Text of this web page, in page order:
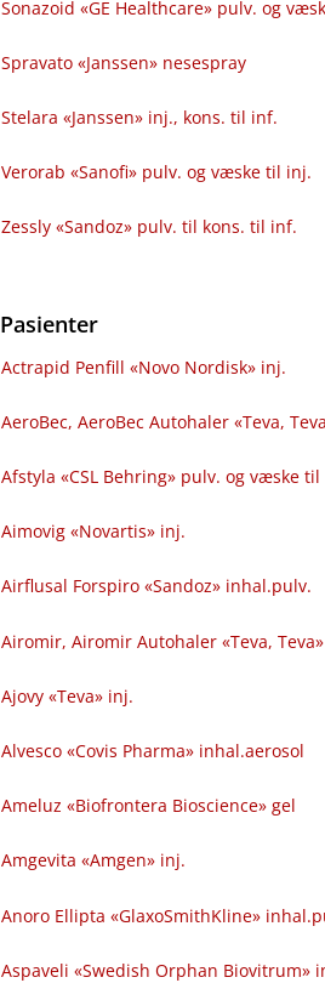
Sonazoid «GE Healthcare» pulv. og
Spravato «Janssen» nesespray
Stelara «Janssen» inj., kons. til inf.
Verorab «Sanofi» pulv. og væske til inj.
Zessly «Sandoz» pulv. til kons. til inf.
Pasienter
Actrapid Penfill «Novo Nordisk» inj.
AeroBec, AeroBec Autohaler «Teva,
Afstyla «CSL Behring» pulv. og væske
Aimovig «Novartis» inj.
Airflusal Forspiro «Sandoz» inhal.pulv.
Airomir, Airomir Autohaler «Teva,
Ajovy «Teva» inj.
Alvesco «Covis Pharma» inhal.aerosol
Ameluz «Biofrontera Bioscience» gel
Amgevita «Amgen» inj.
Anoro Ellipta «GlaxoSmithKline»
Aspaveli «Swedish Orphan Biovitrum»